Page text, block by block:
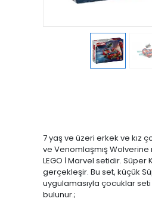
7 yaş ve üzeri erkek ve kız
ve Venomlaşmış Wolverine
LEGO ǀ Marvel setidir.
gerçekleşir. Bu set, küçük
uygulamasıyla çocuklar
bulunur.;